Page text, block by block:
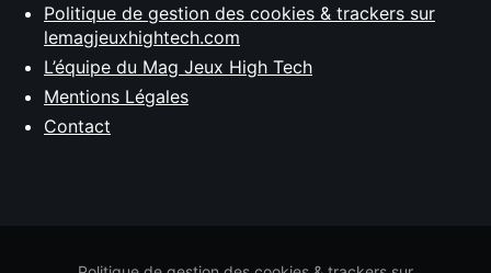
Politique de gestion des cookies & trackers sur
lemagjeuxhightech.com
L’équipe du Mag Jeux High Tech
Mentions Légales
Contact